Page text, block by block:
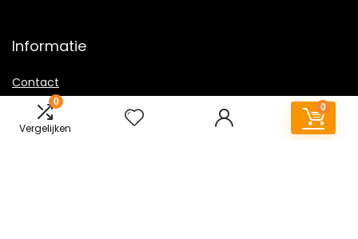
0
Vergelijken
0
Informatie
Contact
Klantenservice
Over ons